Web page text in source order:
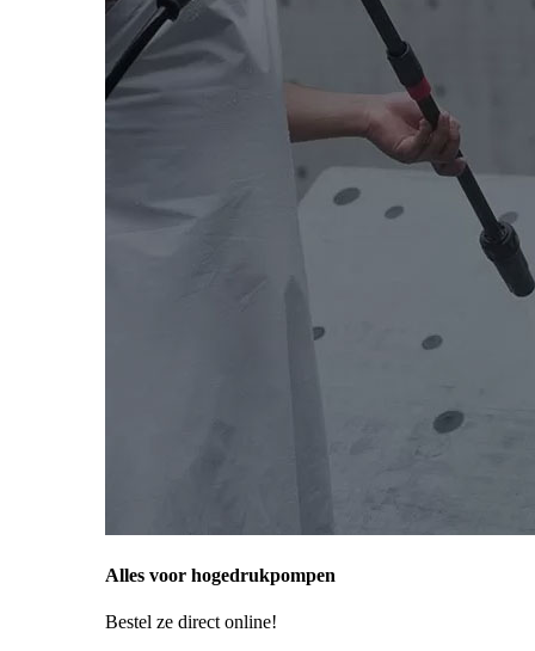
Alles voor hogedrukpompen
Bestel ze direct online!